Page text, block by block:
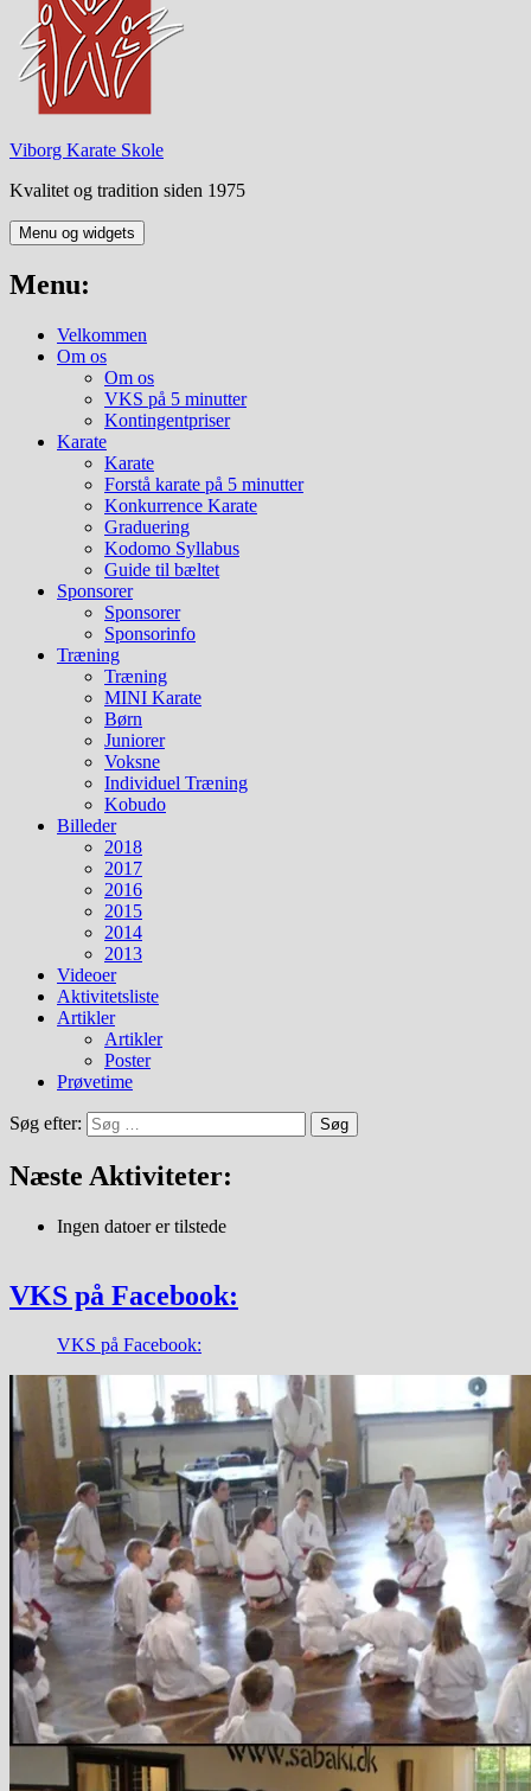
Viborg Karate Skole
Kvalitet og tradition siden 1975
Menu og widgets
Menu:
Velkommen
Om os
Om os
VKS på 5 minutter
Kontingentpriser
Karate
Karate
Forstå karate på 5 minutter
Konkurrence Karate
Graduering
Kodomo Syllabus
Guide til bæltet
Sponsorer
Sponsorer
Sponsorinfo
Træning
Træning
MINI Karate
Børn
Juniorer
Voksne
Individuel Træning
Kobudo
Billeder
2018
2017
2016
2015
2014
2013
Videoer
Aktivitetsliste
Artikler
Artikler
Poster
Prøvetime
Søg efter:
Næste Aktiviteter:
Ingen datoer er tilstede
VKS på Facebook:
VKS på Facebook: